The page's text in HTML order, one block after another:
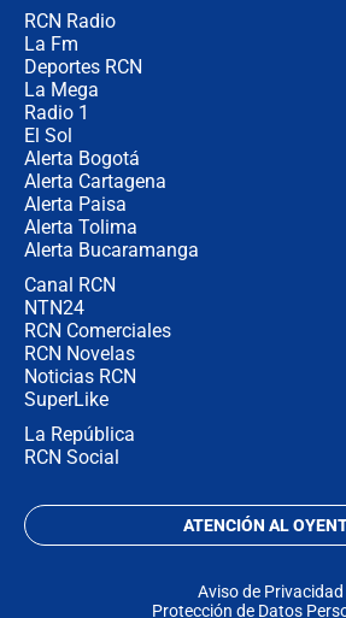
RCN Radio
La Fm
Deportes RCN
La Mega
Radio 1
El Sol
Alerta Bogotá
Alerta Cartagena
Alerta Paisa
Alerta Tolima
Alerta Bucaramanga
Canal RCN
NTN24
RCN Comerciales
RCN Novelas
Noticias RCN
SuperLike
La República
RCN Social
ATENCIÓN AL
Aviso de Privacidad
Protección de Datos